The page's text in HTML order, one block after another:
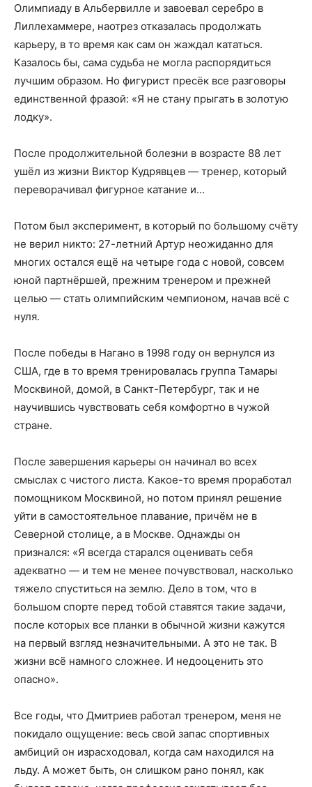
Олимпиаду в Альбервилле и завоевал серебро в
Лиллехаммере, наотрез отказалась продолжать
карьеру, в то время как сам он жаждал кататься.
Казалось бы, сама судьба не могла распорядиться
лучшим образом. Но фигурист пресёк все разговоры
единственной фразой: «Я не стану прыгать в золотую
лодку».
После продолжительной болезни в возрасте 88 лет
ушёл из жизни Виктор Кудрявцев — тренер, который
переворачивал фигурное катание и…
Потом был эксперимент, в который по большому счёту
не верил никто: 27-летний Артур неожиданно для
многих остался ещё на четыре года с новой, совсем
юной партнёршей, прежним тренером и прежней
целью — стать олимпийским чемпионом, начав всё с
нуля.
После победы в Нагано в 1998 году он вернулся из
США, где в то время тренировалась группа Тамары
Москвиной, домой, в Санкт-Петербург, так и не
научившись чувствовать себя комфортно в чужой
стране.
После завершения карьеры он начинал во всех
смыслах с чистого листа. Какое-то время проработал
помощником Москвиной, но потом принял решение
уйти в самостоятельное плавание, причём не в
Северной столице, а в Москве. Однажды он
признался: «Я всегда старался оценивать себя
адекватно — и тем не менее почувствовал, насколько
тяжело спуститься на землю. Дело в том, что в
большом спорте перед тобой ставятся такие задачи,
после которых все планки в обычной жизни кажутся
на первый взгляд незначительными. А это не так. В
жизни всё намного сложнее. И недооценить это
опасно».
Все годы, что Дмитриев работал тренером, меня не
покидало ощущение: весь свой запас спортивных
амбиций он израсходовал, когда сам находился на
льду. А может быть, он слишком рано понял, как